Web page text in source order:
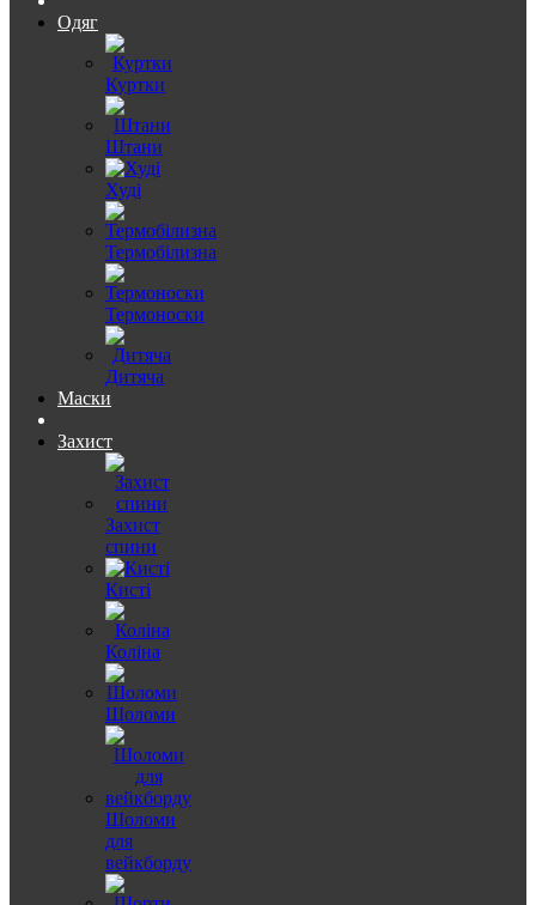
Одяг
Куртки
Штани
Худі
Термобілизна
Термоноски
Дитяча
Маски
Захист
Захист
спини
Кисті
Коліна
Шоломи
Шоломи
для
вейкборду